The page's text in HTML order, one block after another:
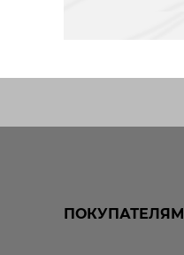
ПОКУПАТЕЛЯМ